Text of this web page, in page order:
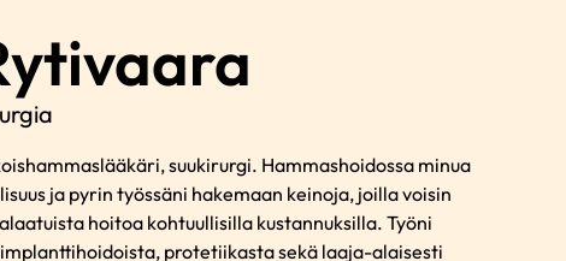
suukirurgi. Hammashoidossa minua
ja pyrin työssäni hakemaan keinoja, joilla voisin
hoitoa kohtuullisilla kustannuksilla. Työni
protetiikasta sekä laaja-alaisesti